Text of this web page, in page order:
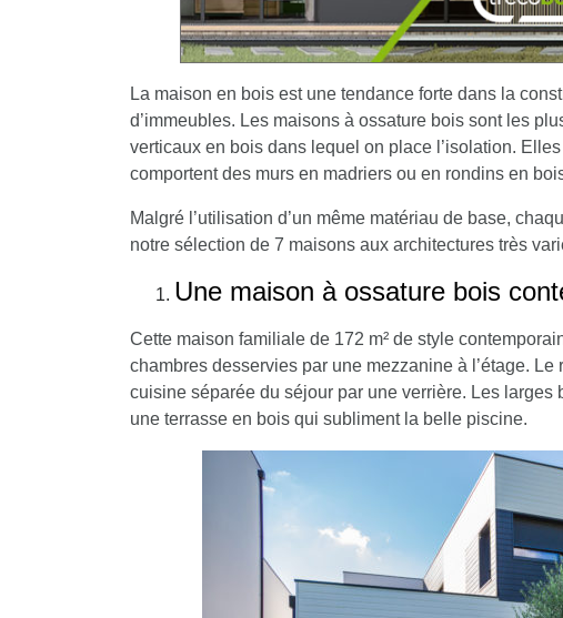
La maison en bois est une tendance forte dans la
d’immeubles. Les maisons à ossature bois sont les
verticaux en bois dans lequel on place l’isolation.
comportent des murs en madriers ou en rondins en
Malgré l’utilisation d’un même matériau de base,
notre sélection de 7 maisons aux architectures très
Une maison à ossature bois
Cette maison familiale de 172 m² de style
chambres desservies par une mezzanine à l’étage. Le
cuisine séparée du séjour par une verrière. Les larges
une terrasse en bois qui subliment la belle piscine.